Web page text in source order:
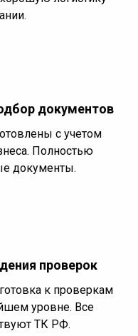
документов
с учетом
Полностью
документы.
проверок
к проверкам
уровне. Все
ТК РФ.